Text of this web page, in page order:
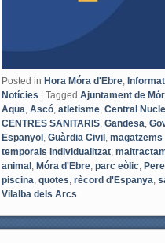
Posted in Hora Móra d'Ebre,
Notícies | Tagged Ajuntament de
Aqua Ascó, atletisme, Central
CENTRES SANITARIS, Gandesa
Espanyol, Guàrdia Civil, magatzems
temporals individualitzat,
animal, Móra d'Ebre, parc eòlic,
piscina quotes rècord d'Espanya
Vilalba dels Arcs